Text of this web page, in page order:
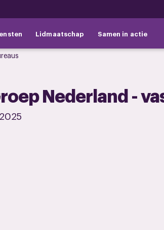
Lidmaatschap Samen in actie
Nederland -